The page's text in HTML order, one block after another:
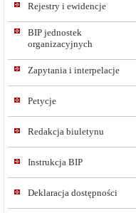
Rejestry i ewidencje
BIP jednostek
organizacyjnych
Zapytania i interpelacje
Petycje
Redakcja biuletynu
Instrukcja BIP
Deklaracja dostępności